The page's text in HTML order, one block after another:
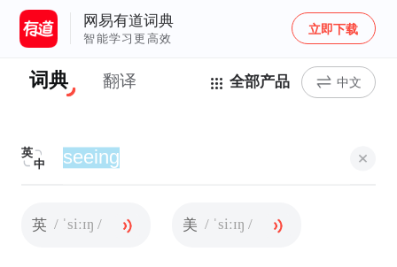
网易有道词典
智能学习更高效
立即下载
词典 翻译 全部产品 中文
英
中
英 / ˈsiːɪŋ / 美 / ˈsiːɪŋ /